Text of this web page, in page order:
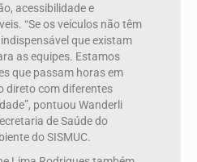
acessibilidade e
“Se os veículos não têm
que existam
as equipes. Estamos
que passam horas em
direto com diferentes
pontuou Wanderli
de Saúde do
do SISMUC.